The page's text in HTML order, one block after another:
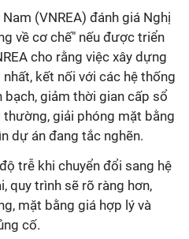
(VNREA) đánh giá Nghị
về cơ chế" nếu được triển
cho rằng việc xây dựng
kết nối với các hệ thống
giảm thời gian cấp sổ
giải phóng mặt bằng
dự án đang tắc nghẽn.
trễ khi chuyển đổi sang hệ
quy trình sẽ rõ ràng hơn,
mặt bằng giá hợp lý và
cố.